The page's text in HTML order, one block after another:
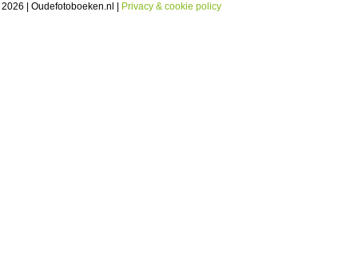
| Oudefotoboeken.nl | Privacy & cookie policy